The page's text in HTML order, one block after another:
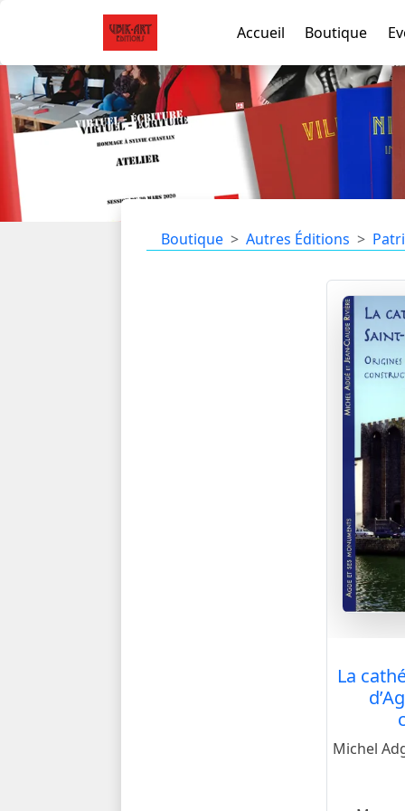
Accueil Boutique
Boutique Autres Éditions
La
Michel